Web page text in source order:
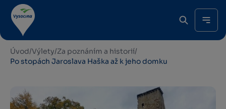
Úvod/Výlety/Za poznáním a historií/
Po stopách Jaroslava Haška až k jeho domku